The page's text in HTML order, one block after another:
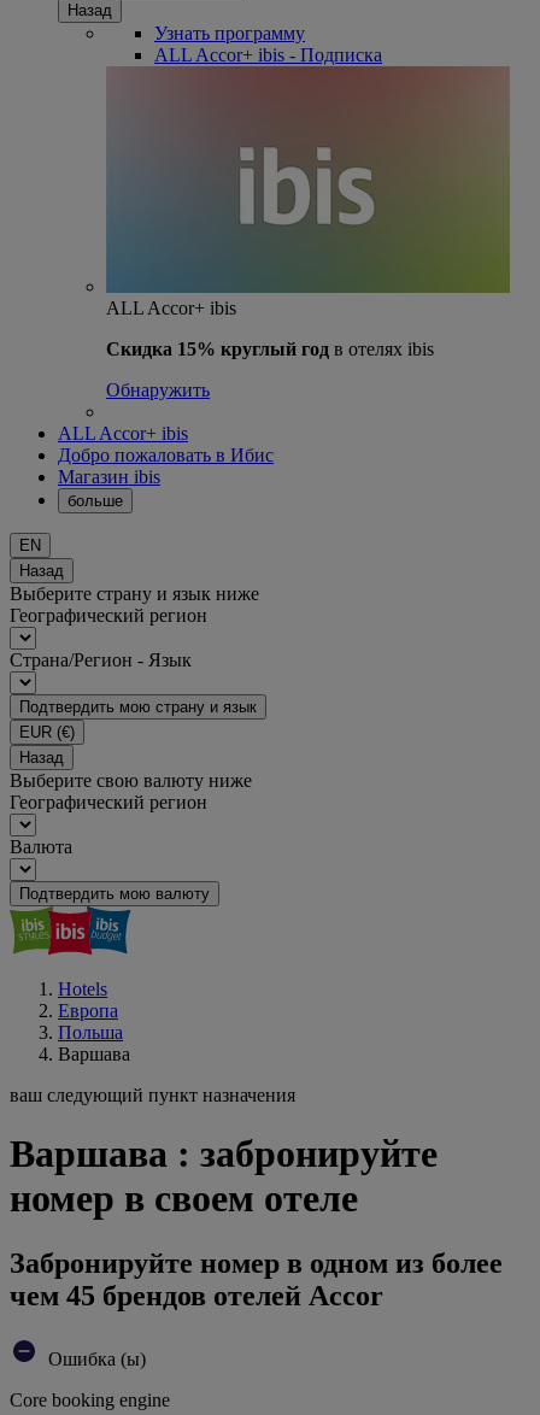
Назад
Узнать программу
ALL Accor+ ibis - Подписка
ALL Accor+ ibis
Скидка 15% круглый год в отелях ibis
Обнаружить
ALL Accor+ ibis
Добро пожаловать в Ибис
Магазин ibis
больше
EN
Назад
Выберите страну и язык ниже
Географический регион
Страна/Регион - Язык
Подтвердить мою страну и язык
EUR (€)
Назад
Выберите свою валюту ниже
Географический регион
Валюта
Подтвердить мою валюту
Hotels
Европа
Польша
Варшава
ваш следующий пункт назначения
Варшава : забронируйте
номер в своем отеле
Забронируйте номер в одном из более
чем 45 брендов отелей Accor
Ошибка (ы)
Core booking engine